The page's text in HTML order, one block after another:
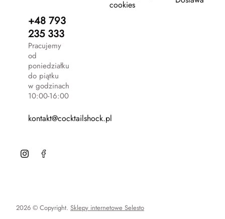
+48 793
235 333
Pracujemy
od
poniedziałku
do piątku
w godzinach
10:00-16:00
kontakt@cocktailshock.pl
cookies
2026 © Copyright. Sklepy internetowe Selesto